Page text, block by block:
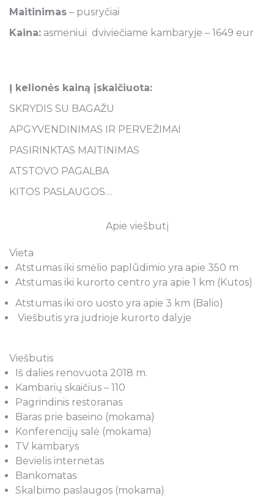
Maitinimas – pusryčiai
Kaina: asmeniui dviviečiame kambaryje – 1649 eur
Į kelionės kainą įskaičiuota:
SKRYDIS SU BAGAŽU
APGYVENDINIMAS IR PERVEŽIMAI
PASIRINKTAS MAITINIMAS
ATSTOVO PAGALBA
KITOS PASLAUGOS…
Apie viešbutį
Vieta
Atstumas iki smėlio paplūdimio yra apie 350 m
Atstumas iki kurorto centro yra apie 1 km (Kutos)
Atstumas iki oro uosto yra apie 3 km (Balio)
Viešbutis yra judrioje kurorto dalyje
Viešbutis
Iš dalies renovuota 2018 m.
Kambarių skaičius – 110
Pagrindinis restoranas
Baras prie baseino (mokama)
Konferencijų salė (mokama)
TV kambarys
Bevielis internetas
Bankomatas
Skalbimo paslaugos (mokama)